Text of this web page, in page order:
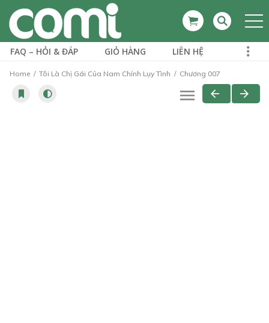
FAQ – HỎI & ĐÁP GIỎ HÀNG LIÊN HỆ
Home Tôi Là Chị Gái Của Nam Chính Lụy Tình Chương 007